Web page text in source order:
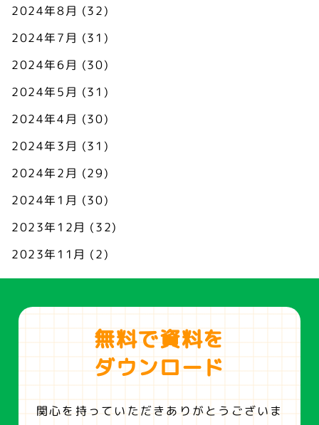
2024年8月 (32)
2024年7月 (31)
2024年6月 (30)
2024年5月 (31)
2024年4月 (30)
2024年3月 (31)
2024年2月 (29)
2024年1月 (30)
2023年12月 (32)
2023年11月 (2)
無料で資料を
ダウンロード
関心を持っていただきありがとうございま